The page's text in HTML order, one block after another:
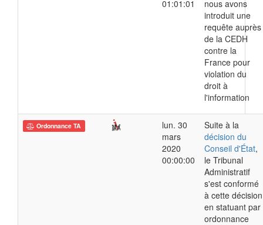
01:01:01
nous avons
introduit une
requête auprès
de la CEDH
contre la
France pour
violation du
droit à
l'information
Ordonnance TA
lun. 30
mars
2020
00:00:00
Suite à la
décision du
Conseil d'État,
le Tribunal
Administratif
s'est conformé
à cette décision
en statuant par
ordonnance